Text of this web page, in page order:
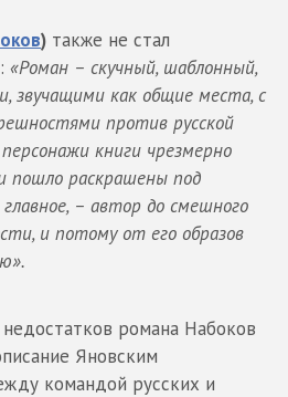
) также не стал
«Роман – скучный, шаблонный,
звучащими как общие места, с
против русской
книги чрезмерно
пошло раскрашены под
– автор до смешного
и потому от его образов
романа Набоков
Яновским
командой русских и